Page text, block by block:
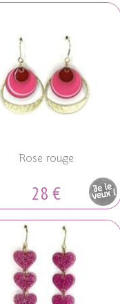
Rose rouge
28 €